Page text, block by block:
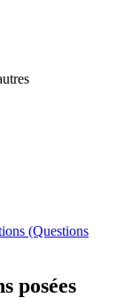
(Questions
posées